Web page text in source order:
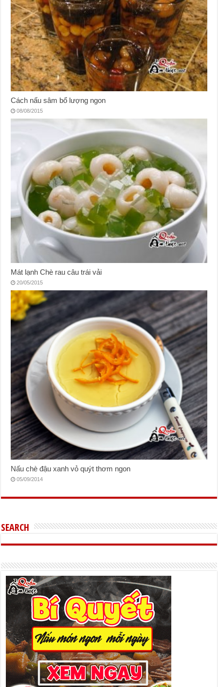
Cách nấu sâm bổ lượng ngon
08/08/2015
Mát lạnh Chè rau câu trái vải
20/05/2015
Nấu chè đậu xanh vỏ quýt thơm ngon
05/09/2014
SEARCH